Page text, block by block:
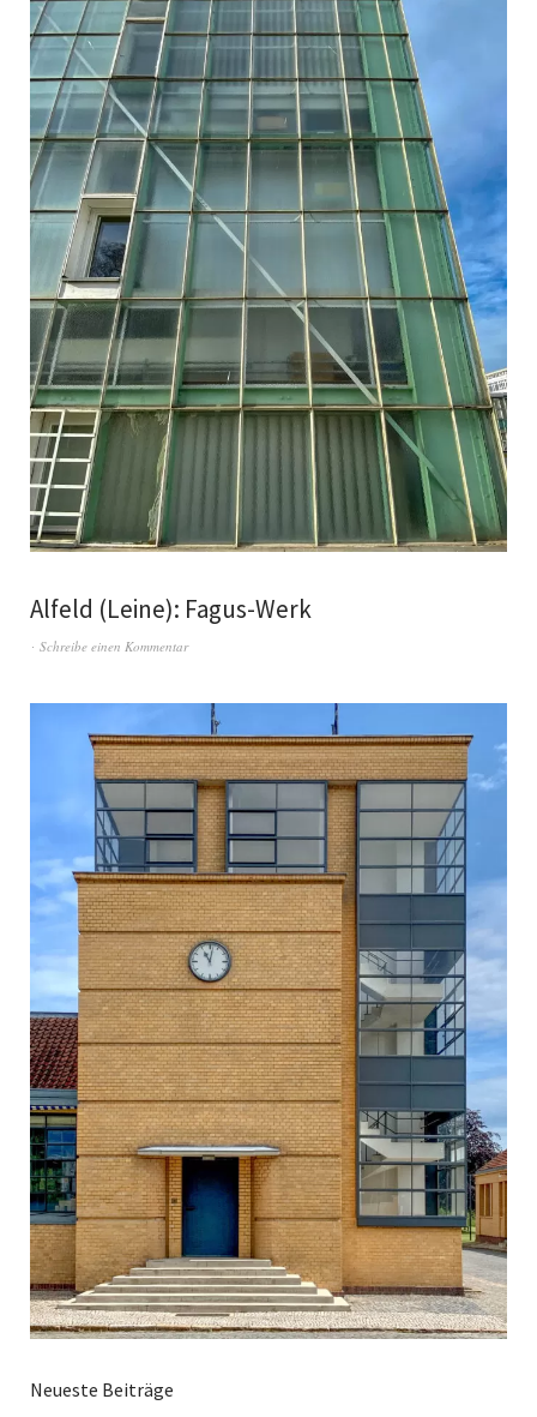
Alfeld (Leine): Fagus-Werk
Schreibe einen Kommentar
Neueste Beiträge